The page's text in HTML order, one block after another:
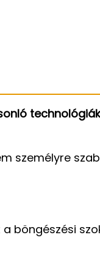
személyre
böngészési